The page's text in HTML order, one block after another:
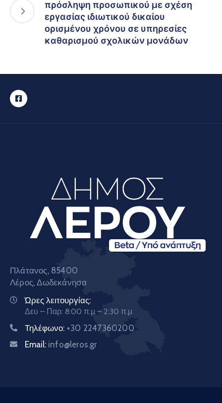
πρόσληψη προσωπικού με σχέση
εργασίας ιδιωτικού δικαίου
ορισμένου χρόνου σε υπηρεσίες
καθαρισμού σχολικών μονάδων
Πλάτανος, 85400
Λέρος, Δωδεκάνησα
Ώρες λειτουργίας:
Δευ – Παρ: 8:00 π.μ – 2:30 π.μ
Τηλέφωνο: +30 2247360200
Email: info@leros.gr